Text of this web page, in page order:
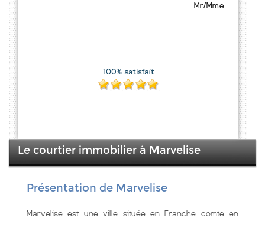
Mr/Mme .
Le courtier immobilier à Marvelise
Présentation de Marvelise
Marvelise est une ville située en Franche comte en